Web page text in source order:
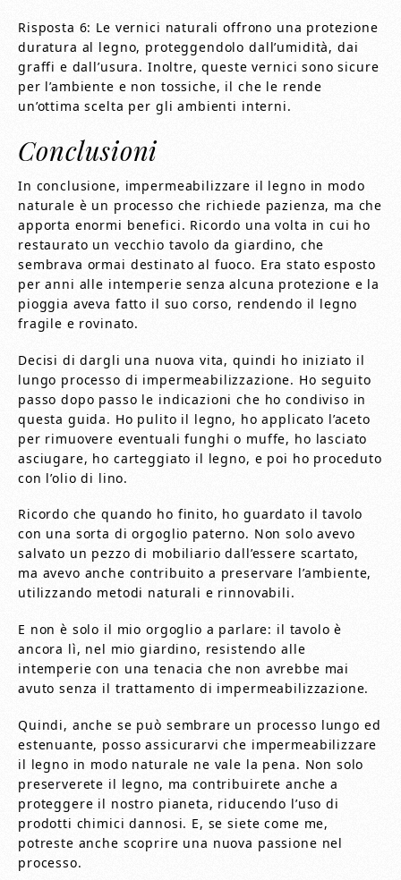
Risposta 6: Le vernici naturali offrono una protezione
duratura al legno, proteggendolo dall’umidità, dai
graffi e dall’usura. Inoltre, queste vernici sono sicure
per l’ambiente e non tossiche, il che le rende
un’ottima scelta per gli ambienti interni.
Conclusioni
In conclusione, impermeabilizzare il legno in modo
naturale è un processo che richiede pazienza, ma che
apporta enormi benefici. Ricordo una volta in cui ho
restaurato un vecchio tavolo da giardino, che
sembrava ormai destinato al fuoco. Era stato esposto
per anni alle intemperie senza alcuna protezione e la
pioggia aveva fatto il suo corso, rendendo il legno
fragile e rovinato.
Decisi di dargli una nuova vita, quindi ho iniziato il
lungo processo di impermeabilizzazione. Ho seguito
passo dopo passo le indicazioni che ho condiviso in
questa guida. Ho pulito il legno, ho applicato l’aceto
per rimuovere eventuali funghi o muffe, ho lasciato
asciugare, ho carteggiato il legno, e poi ho proceduto
con l’olio di lino.
Ricordo che quando ho finito, ho guardato il tavolo
con una sorta di orgoglio paterno. Non solo avevo
salvato un pezzo di mobiliario dall’essere scartato,
ma avevo anche contribuito a preservare l’ambiente,
utilizzando metodi naturali e rinnovabili.
E non è solo il mio orgoglio a parlare: il tavolo è
ancora lì, nel mio giardino, resistendo alle
intemperie con una tenacia che non avrebbe mai
avuto senza il trattamento di impermeabilizzazione.
Quindi, anche se può sembrare un processo lungo ed
estenuante, posso assicurarvi che impermeabilizzare
il legno in modo naturale ne vale la pena. Non solo
preserverete il legno, ma contribuirete anche a
proteggere il nostro pianeta, riducendo l’uso di
prodotti chimici dannosi. E, se siete come me,
potreste anche scoprire una nuova passione nel
processo.